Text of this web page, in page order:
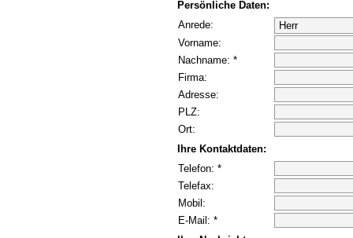
Persönliche Daten:
Anrede:
Vorname:
Nachname: *
Firma:
Adresse:
PLZ:
Ort:
Ihre Kontaktdaten:
Telefon: *
Telefax:
Mobil:
E-Mail: *